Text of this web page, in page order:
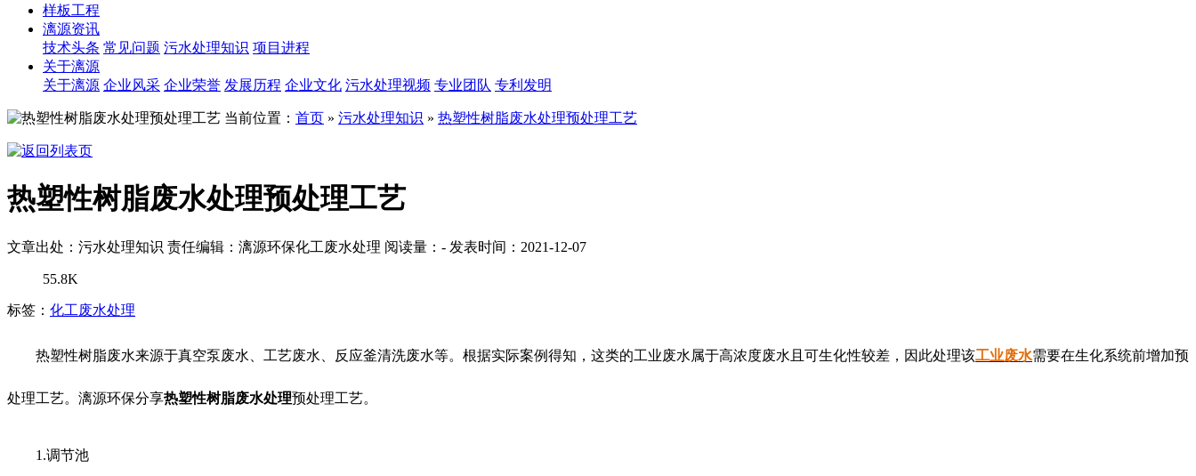
样板工程
漓源资讯
技术头条 常见问题 污水处理知识 项目进程
关于漓源
关于漓源 企业风采 企业荣誉 发展历程 企业文化 污水处理视频 专业团队 专利发明
当前位置： 首页 » 污水处理知识 » 热塑性树脂废水处理预处理工艺
热塑性树脂废水处理预处理工艺
文章出处：污水处理知识 责任编辑：漓源环保化工废水处理 阅读量： - 发表时间：2021-12-07
55.8K
标签： 化工废水处理
热塑性树脂废水来源于真空泵废水、工艺废水、反应釜清洗废水等。根据实际案例得知，这类的工业废水属于高浓度废水且可生化性较差，因此处理该工业废水需要在生化系统前增加预
处理工艺。漓源环保分享热塑性树脂废水处理预处理工艺。
1.调节池